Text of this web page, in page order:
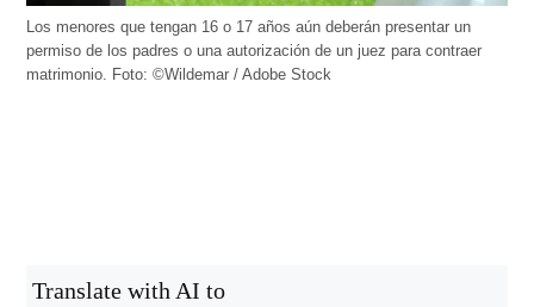
Los menores que tengan 16 o 17 años aún deberán presentar un
permiso de los padres o una autorización de un juez para contraer
matrimonio. Foto: ©Wildemar / Adobe Stock
Translate with AI to